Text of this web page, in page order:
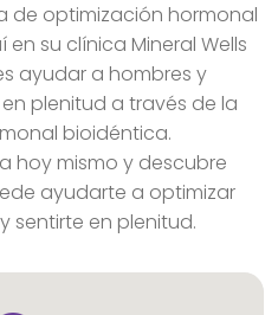
de optimización hormonal
su clínica Mineral Wells
ayudar a hombres y
plenitud a través de la
bioidéntica.
hoy mismo y descubre
ayudarte a optimizar
sentirte en plenitud.